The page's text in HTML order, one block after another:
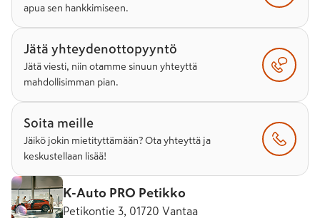
apua sen hankkimiseen.
Jätä yhteydenottopyyntö
Jätä viesti, niin otamme sinuun yhteyttä
mahdollisimman pian.
Soita meille
Jäikö jokin mietityttämään? Ota yhteyttä ja
keskustellaan lisää!
K-Auto PRO Petikko
Petikontie 3, 01720 Vantaa